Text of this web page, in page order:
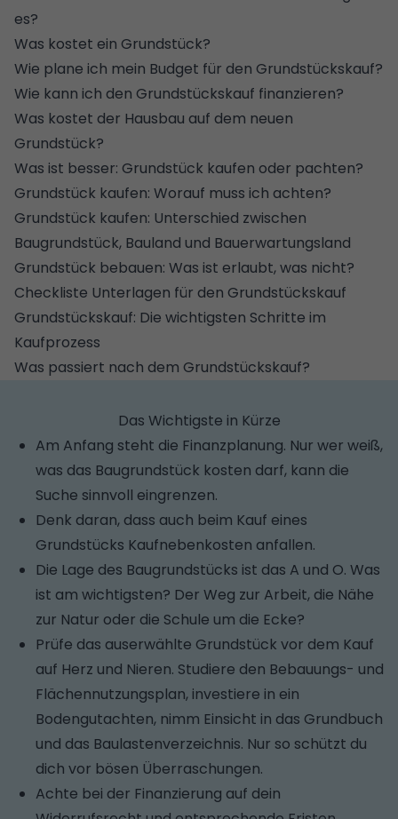
es?
Was kostet ein Grundstück?
Wie plane ich mein Budget für den Grundstückskauf?
Wie kann ich den Grundstückskauf finanzieren?
Was kostet der Hausbau auf dem neuen
Grundstück?
Was ist besser: Grundstück kaufen oder pachten?
Grundstück kaufen: Worauf muss ich achten?
Grundstück kaufen: Unterschied zwischen
Baugrundstück, Bauland und Bauerwartungsland
Grundstück bebauen: Was ist erlaubt, was nicht?
Checkliste Unterlagen für den Grundstückskauf
Grundstückskauf: Die wichtigsten Schritte im
Kaufprozess
Was passiert nach dem Grundstückskauf?
Das Wichtigste in Kürze
Am Anfang steht die Finanzplanung. Nur wer weiß,
was das Baugrundstück kosten darf, kann die
Suche sinnvoll eingrenzen.
Denk daran, dass auch beim Kauf eines
Grundstücks Kaufnebenkosten anfallen.
Die Lage des Baugrundstücks ist das A und O. Was
ist am wichtigsten? Der Weg zur Arbeit, die Nähe
zur Natur oder die Schule um die Ecke?
Prüfe das auserwählte Grundstück vor dem Kauf
auf Herz und Nieren. Studiere den Bebauungs- und
Flächennutzungsplan, investiere in ein
Bodengutachten, nimm Einsicht in das Grundbuch
und das Baulastenverzeichnis. Nur so schützt du
dich vor bösen Überraschungen.
Achte bei der Finanzierung auf dein